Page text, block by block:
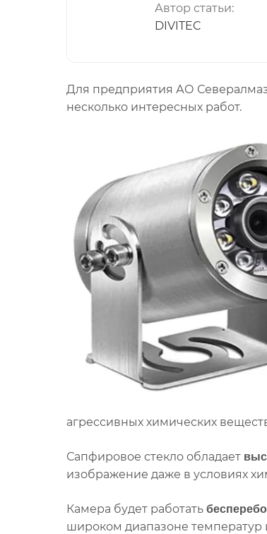
Автор статьи:
DIVITEC
Для предприятия АО
несколько интересных работ.
агрессивных химических
Сапфировое стекло обладает
изображение даже в условиях
Камера будет работать
широком диапазоне температур